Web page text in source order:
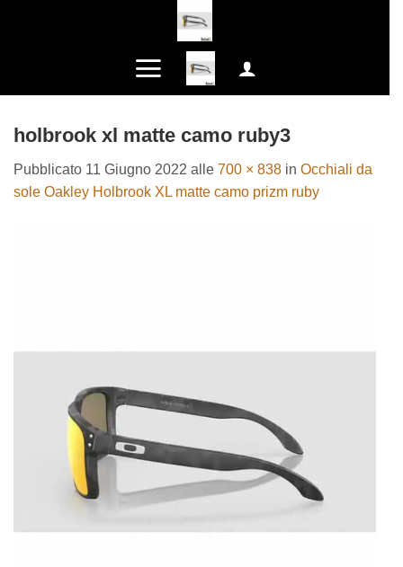
holbrook xl matte camo ruby3
Pubblicato 11 Giugno 2022 alle 700 × 838 in Occhiali da
sole Oakley Holbrook XL matte camo prizm ruby